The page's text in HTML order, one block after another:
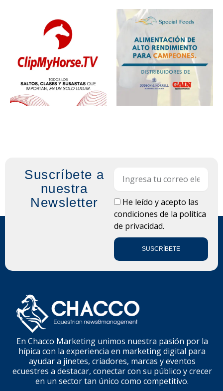
Suscríbete a
nuestra
Newsletter
LOPDHe leído y acepto las
condiciones de la política
de privacidad.
SUSCRÍBETE
En Chacco Marketing unimos nuestra pasión por la
hípica con la experiencia en marketing digital para
ayudar a jinetes, criadores, marcas y eventos
ecuestres a destacar, conectar con su público y crecer
en un sector tan único como competitivo.